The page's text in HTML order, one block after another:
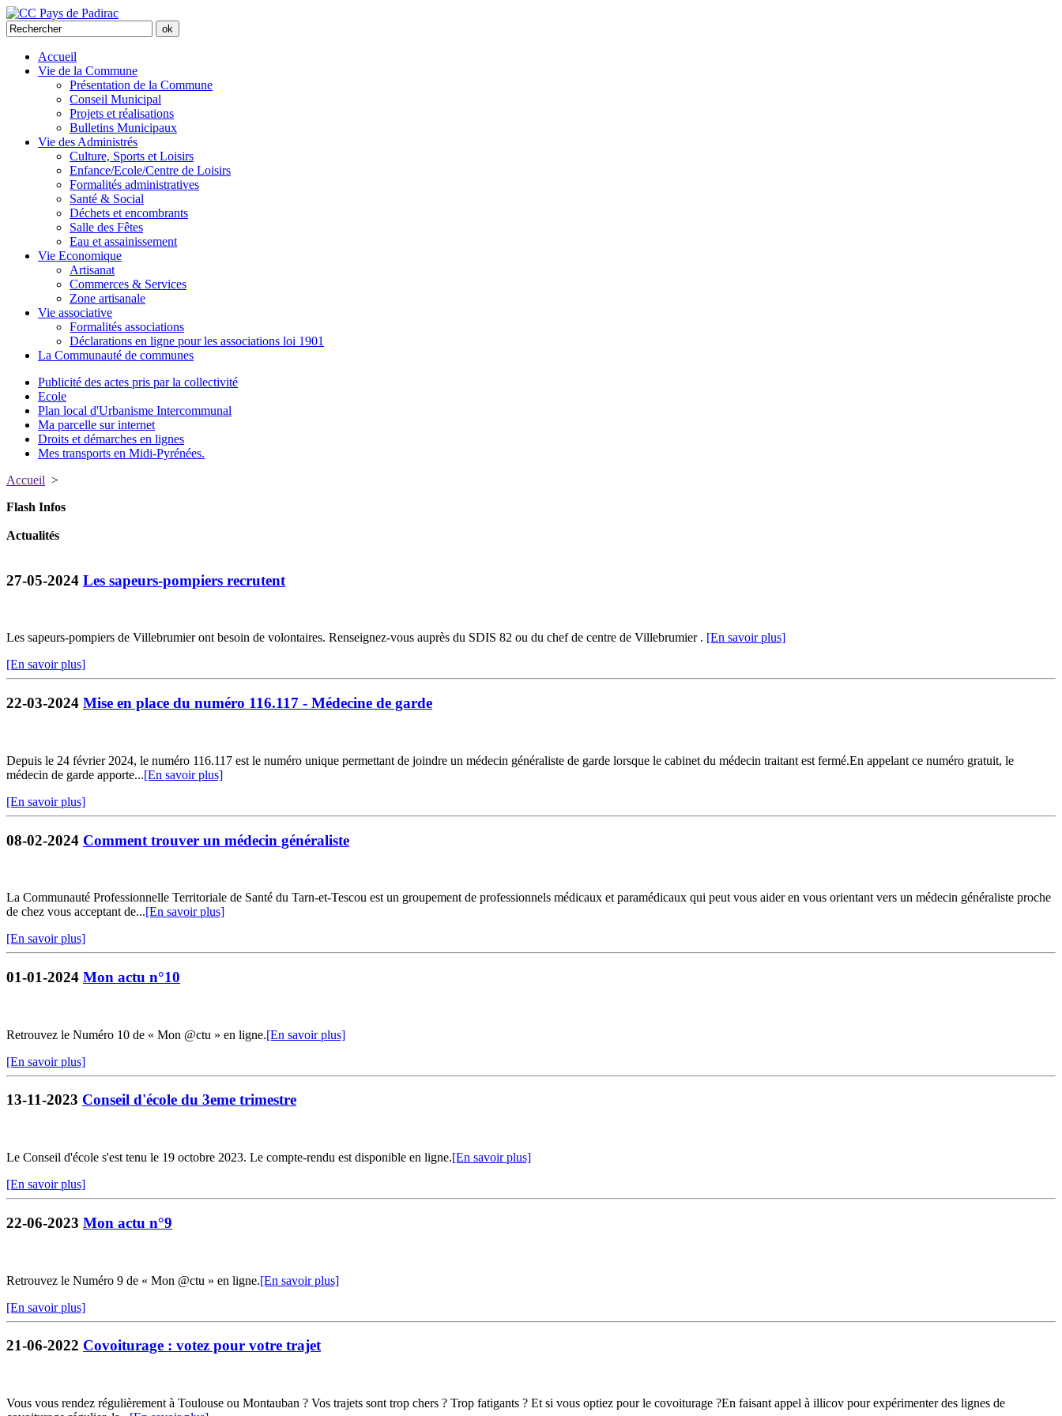
Accueil
Vie de la Commune
Présentation de la Commune
Conseil Municipal
Projets et réalisations
Bulletins Municipaux
Vie des Administrés
Culture, Sports et Loisirs
Enfance/Ecole/Centre de Loisirs
Formalités administratives
Santé & Social
Déchets et encombrants
Salle des Fêtes
Eau et assainissement
Vie Economique
Artisanat
Commerces & Services
Zone artisanale
Vie associative
Formalités associations
Déclarations en ligne pour les associations loi 1901
La Communauté de communes
Publicité des actes pris par la collectivité
Ecole
Plan local d'Urbanisme Intercommunal
Ma parcelle sur internet
Droits et démarches en lignes
Mes transports en Midi-Pyrénées.
Accueil >
Flash Infos
Actualités
27-05-2024 Les sapeurs-pompiers recrutent
Les sapeurs-pompiers de Villebrumier ont besoin de volontaires. Renseignez-vous auprès du SDIS 82 ou du chef de centre de Villebrumier . [En savoir plus]
[En savoir plus]
22-03-2024 Mise en place du numéro 116.117 - Médecine de garde
Depuis le 24 février 2024, le numéro 116.117 est le numéro unique permettant de joindre un médecin généraliste de garde lorsque le cabinet du médecin traitant est fermé.En appelant ce numéro gratuit, le
médecin de garde apporte...[En savoir plus]
[En savoir plus]
08-02-2024 Comment trouver un médecin généraliste
La Communauté Professionnelle Territoriale de Santé du Tarn-et-Tescou est un groupement de professionnels médicaux et paramédicaux qui peut vous aider en vous orientant vers un médecin généraliste proche
de chez vous acceptant de...[En savoir plus]
[En savoir plus]
01-01-2024 Mon actu n°10
Retrouvez le Numéro 10 de « Mon @ctu » en ligne.[En savoir plus]
[En savoir plus]
13-11-2023 Conseil d'école du 3eme trimestre
Le Conseil d'école s'est tenu le 19 octobre 2023. Le compte-rendu est disponible en ligne.[En savoir plus]
[En savoir plus]
22-06-2023 Mon actu n°9
Retrouvez le Numéro 9 de « Mon @ctu » en ligne.[En savoir plus]
[En savoir plus]
21-06-2022 Covoiturage : votez pour votre trajet
Vous vous rendez régulièrement à Toulouse ou Montauban ? Vos trajets sont trop chers ? Trop fatigants ? Et si vous optiez pour le covoiturage ?En faisant appel à illicov pour expérimenter des lignes de